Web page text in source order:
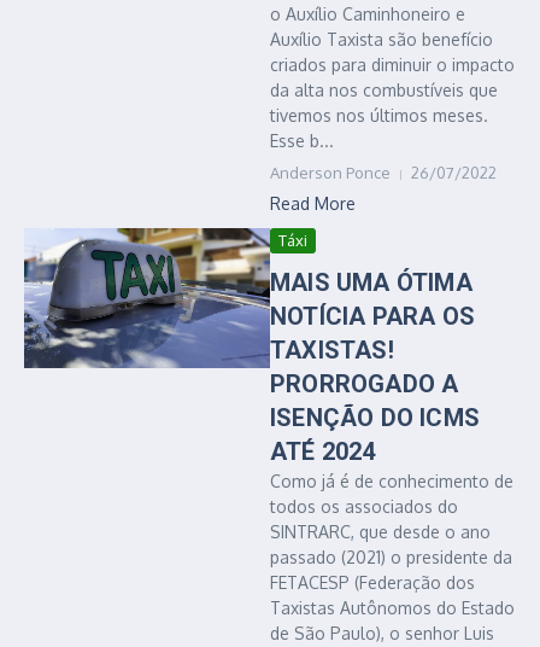
o Auxílio Caminhoneiro e
Auxílio Taxista são benefício
criados para diminuir o impacto
da alta nos combustíveis que
tivemos nos últimos meses.
Esse b...
Anderson Ponce 26/07/2022
Read More
Táxi
MAIS UMA ÓTIMA
NOTÍCIA PARA OS
TAXISTAS!
PRORROGADO A
ISENÇÃO DO ICMS
ATÉ 2024
Como já é de conhecimento de
todos os associados do
SINTRARC, que desde o ano
passado (2021) o presidente da
FETACESP (Federação dos
Taxistas Autônomos do Estado
de São Paulo), o senhor Luis